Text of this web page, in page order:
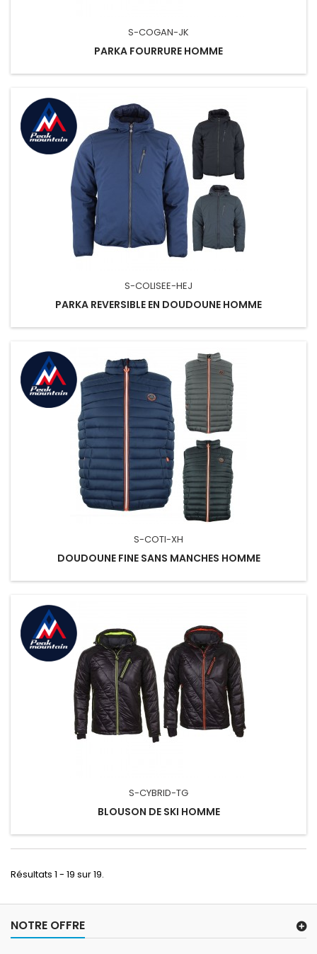
S-COGAN-JK
PARKA FOURRURE HOMME
S-COLISEE-HEJ
PARKA REVERSIBLE EN DOUDOUNE HOMME
S-COTI-XH
DOUDOUNE FINE SANS MANCHES HOMME
S-CYBRID-TG
BLOUSON DE SKI HOMME
Résultats 1 - 19 sur 19.
NOTRE OFFRE